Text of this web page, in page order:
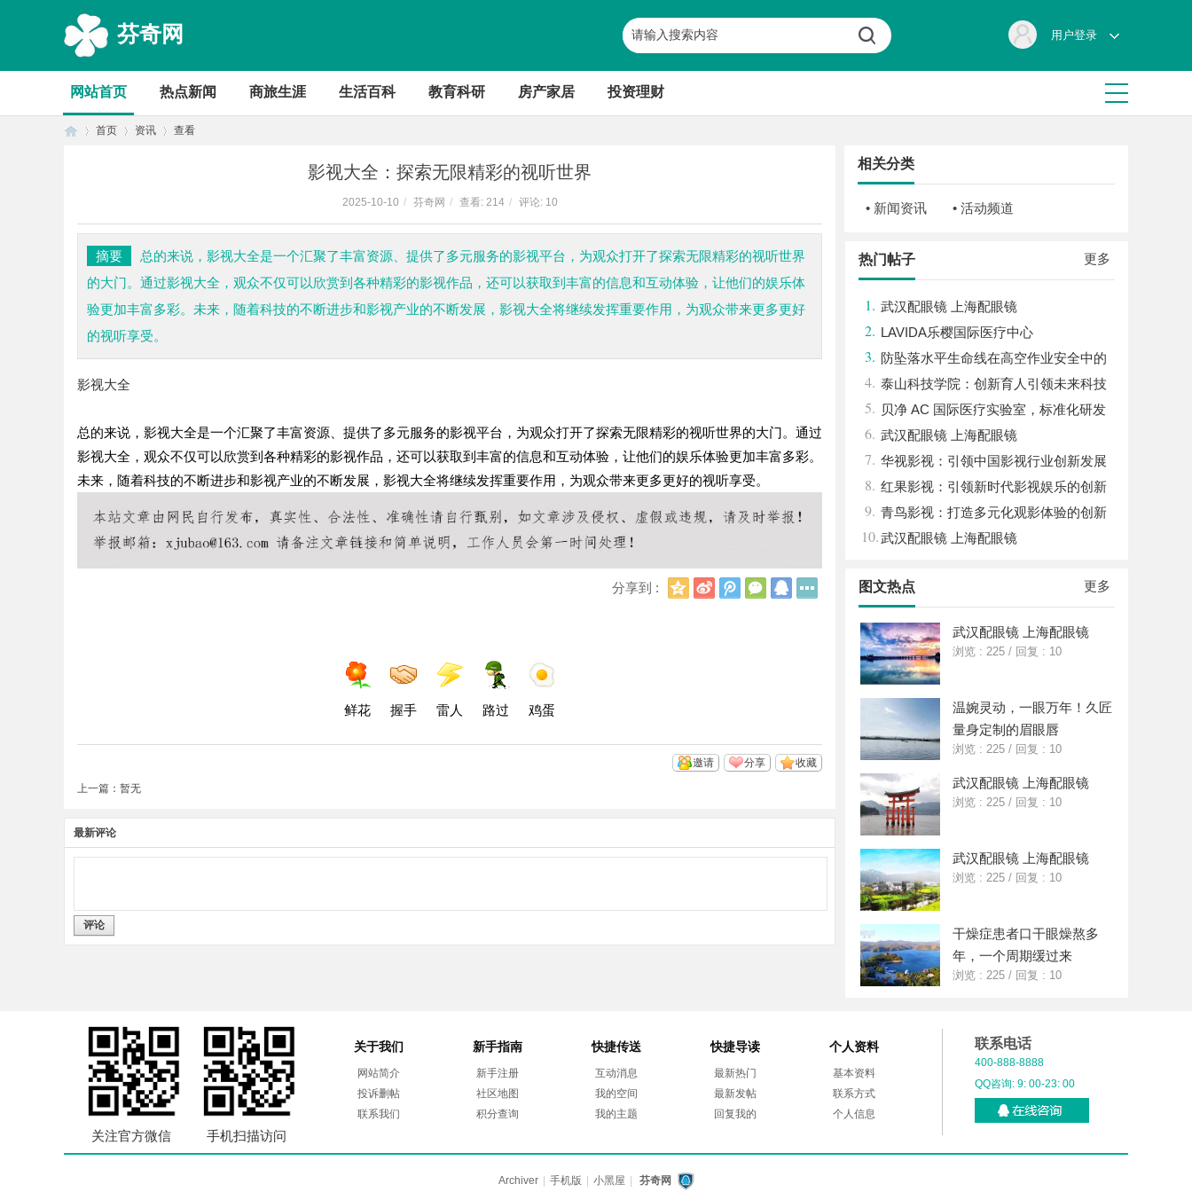
芬奇网 用户登录
网站首页 热点新闻 商旅生涯 生活百科 教育科研 房产家居 投资理财
首页 资讯 查看
影视大全：探索无限精彩的视听世界
2025-10-10 / 芬奇网 / 查看: 214 / 评论: 10
摘要
总的来说，影视大全是一个汇聚了丰富资源、提供了多元服务的影视平台，为观众打开了探索无限精彩的视听世界
的大门。通过影视大全，观众不仅可以欣赏到各种精彩的影视作品，还可以获取到丰富的信息和互动体验，让他们的娱乐体
验更加丰富多彩。未来，随着科技的不断进步和影视产业的不断发展，影视大全将继续发挥重要作用，为观众带来更多更好
的视听享受。
影视大全
总的来说，影视大全是一个汇聚了丰富资源、提供了多元服务的影视平台，为观众打开了探索无限精彩的视听世界的大门。通过
影视大全，观众不仅可以欣赏到各种精彩的影视作品，还可以获取到丰富的信息和互动体验，让他们的娱乐体验更加丰富多彩。
未来，随着科技的不断进步和影视产业的不断发展，影视大全将继续发挥重要作用，为观众带来更多更好的视听享受。
分享到 :
Q
新
浪
腾
讯
微
信
Q
鲜花 握手 雷人 路过 鸡蛋
收藏
分享
邀请
上一篇：暂无
最新评论
评论
相关分类
• 新闻资讯 • 活动频道
更多
热门帖子
1. 武汉配眼镜 上海配眼镜
2. LAVIDA乐樱国际医疗中心
3. 防坠落水平生命线在高空作业安全中的
关键作用与应用解析
4. 泰山科技学院：创新育人引领未来科技
发展新高地
5. 贝净 AC 国际医疗实验室，标准化研发
体系全解析
6. 武汉配眼镜 上海配眼镜
7. 华视影视：引领中国影视行业创新发展
的先行者
8. 红果影视：引领新时代影视娱乐的创新
先锋
9. 青鸟影视：打造多元化观影体验的创新
平台
10.武汉配眼镜 上海配眼镜
更多
图文热点
武汉配眼镜 上海配眼镜
浏览 : 225 / 回复 : 10
温婉灵动，一眼万年！久匠
量身定制的眉眼唇
浏览 : 225 / 回复 : 10
武汉配眼镜 上海配眼镜
浏览 : 225 / 回复 : 10
武汉配眼镜 上海配眼镜
浏览 : 225 / 回复 : 10
干燥症患者口干眼燥熬多
年，一个周期缓过来
浏览 : 225 / 回复 : 10
关注官方微信 手机扫描访问
关于我们
网站简介
投诉删帖
联系我们
新手指南
新手注册
社区地图
积分查询
快捷传送
互动消息
我的空间
我的主题
快捷导读
最新热门
最新发帖
回复我的
个人资料
基本资料
联系方式
个人信息
联系电话
400-888-8888
QQ咨询: 9: 00-23: 00
Archiver 手机版 小黑屋 芬奇网